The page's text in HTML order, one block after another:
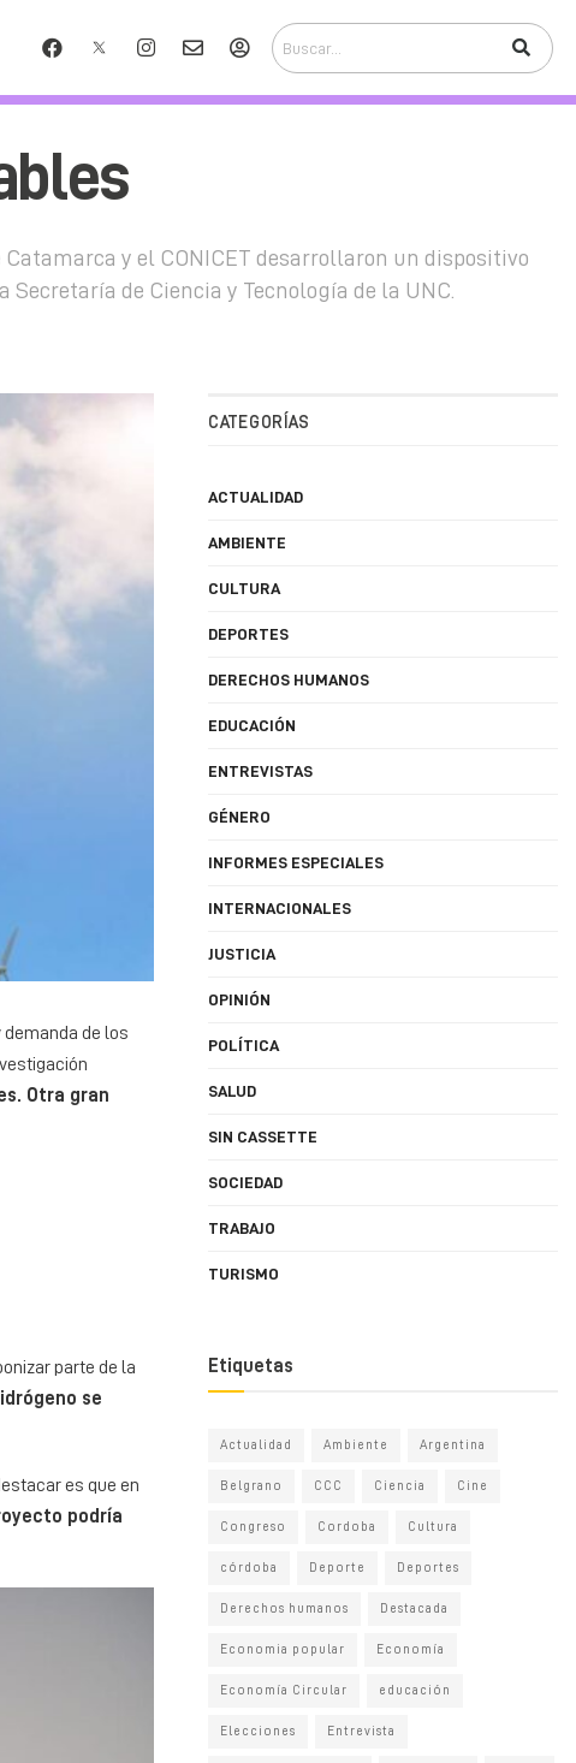
y el CONICET desarrollaron un dispositivo
de Ciencia y Tecnología de la UNC.
de los
Otra gran
parte de la
se
es que en
podría
CATEGORÍAS
ACTUALIDAD
AMBIENTE
CULTURA
DEPORTES
DERECHOS HUMANOS
EDUCACIÓN
ENTREVISTAS
GÉNERO
INFORMES ESPECIALES
INTERNACIONALES
JUSTICIA
OPINIÓN
POLÍTICA
SALUD
SIN CASSETTE
SOCIEDAD
TRABAJO
TURISMO
Etiquetas
Actualidad Ambiente Argentina
Belgrano CCC Ciencia Cine
Congreso Cordoba Cultura
córdoba Deporte Deportes
Derechos humanos Destacada
Economia popular Economía
Economía Circular educación
Elecciones Entrevista